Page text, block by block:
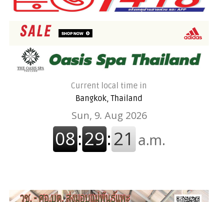
Current local time in
Bangkok, Thailand